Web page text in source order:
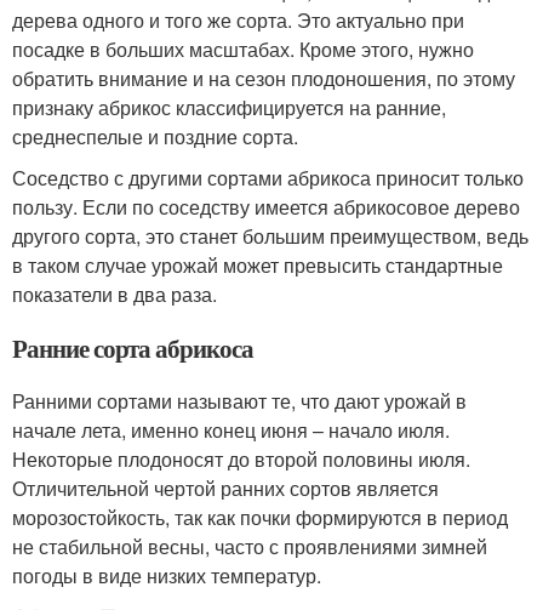
дерева одного и того же сорта. Это актуально при
посадке в больших масштабах. Кроме этого, нужно
обратить внимание и на сезон плодоношения, по этому
признаку абрикос классифицируется на ранние,
среднеспелые и поздние сорта.
Соседство с другими сортами абрикоса приносит только
пользу. Если по соседству имеется абрикосовое дерево
другого сорта, это станет большим преимуществом, ведь
в таком случае урожай может превысить стандартные
показатели в два раза.
Ранние сорта абрикоса
Ранними сортами называют те, что дают урожай в
начале лета, именно конец июня – начало июля.
Некоторые плодоносят до второй половины июля.
Отличительной чертой ранних сортов является
морозостойкость, так как почки формируются в период
не стабильной весны, часто с проявлениями зимней
погоды в виде низких температур.